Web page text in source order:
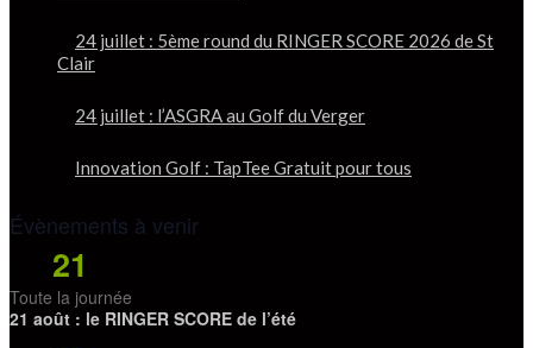
24 juillet : 5ème round du RINGER SCORE 2026 de St
Clair
24 juillet : l’ASGRA au Golf du Verger
Innovation Golf : TapTee Gratuit pour tous
Évènements à venir
21
Toute la journée
21 août : le RINGER SCORE de l’été